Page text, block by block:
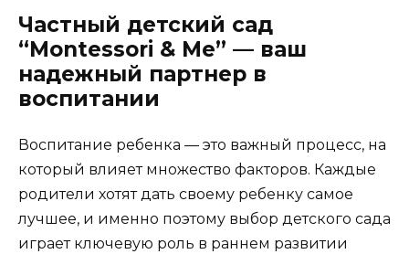
Частный детский сад
“Montessori & Me” — ваш
надежный партнер в
воспитании
Воспитание ребенка — это важный процесс, на
который влияет множество факторов. Каждые
родители хотят дать своему ребенку самое
лучшее, и именно поэтому выбор детского сада
играет ключевую роль в раннем развитии